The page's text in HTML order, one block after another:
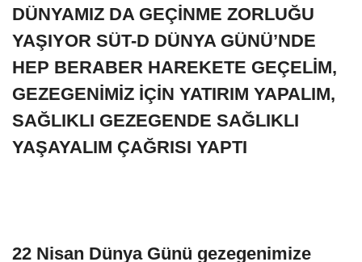
DÜNYAMIZ DA GEÇİNME ZORLUĞU
YAŞIYOR SÜT-D DÜNYA GÜNÜ’NDE
HEP BERABER HAREKETE GEÇELİM,
GEZEGENİMİZ İÇİN YATIRIM YAPALIM,
SAĞLIKLI GEZEGENDE SAĞLIKLI
YAŞAYALIM ÇAĞRISI YAPTI
22 Nisan Dünya Günü gezegenimize